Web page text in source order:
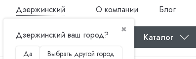
Дзержинский
✖
Дзержинский ваш город?
Да Выбрать другой город
О компании Блог
Каталог